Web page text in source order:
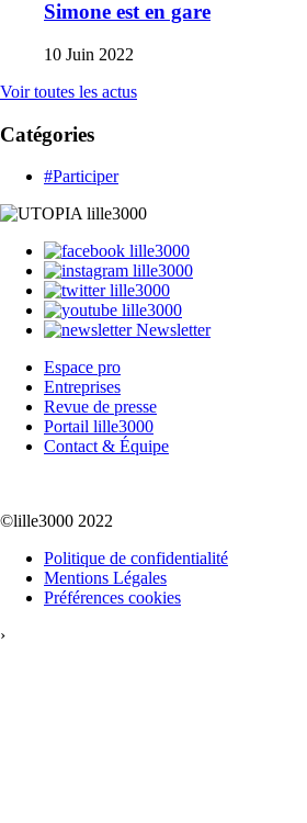
Simone est en gare
10 Juin 2022
Voir toutes les actus
Catégories
#Participer
Newsletter
Espace pro
Entreprises
Revue de presse
Portail lille3000
Contact & Équipe
©lille3000 2022
Politique de confidentialité
Mentions Légales
Préférences cookies
›